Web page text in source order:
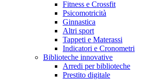
Fitness e Crossfit
Psicomotricità
Ginnastica
Altri sport
Tappeti e Materassi
Indicatori e Cronometri
Biblioteche innovative
Arredi per biblioteche
Prestito digitale